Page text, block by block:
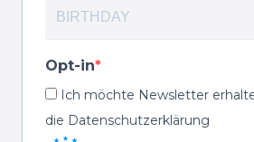
Opt-in
Ich möchte Newsletter
die Datenschutzerklärung